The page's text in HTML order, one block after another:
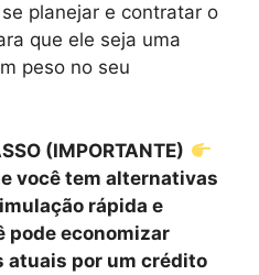
planejar e contratar o
que ele seja uma
peso no seu
(IMPORTANTE)
você tem alternativas
rápida e
pode economizar
atuais por um crédito